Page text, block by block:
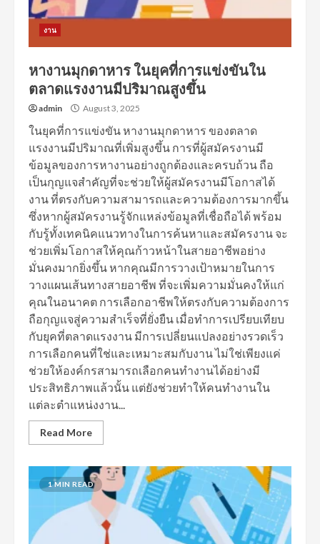
งาน
หางานมุกดาหาร ในยุคที่การแข่งขันใน
ตลาดแรงงานมีปริมาณสูงขึ้น
admin August 3, 2025
ในยุคที่การแข่งขัน หางานมุกดาหาร ของตลาด
แรงงานมีปริมาณที่เพิ่มสูงขึ้น การที่ผู้สมัครงานมี
ข้อมูลของการหางานอย่างถูกต้องและครบถ้วน ถือ
เป็นกุญแจสำคัญที่จะช่วยให้ผู้สมัครงานมีโอกาสได้
งาน ที่ตรงกับความสามารถและความต้องการมากขึ้น
ซึ่งหากผู้สมัครงานรู้จักแหล่งข้อมูลที่เชื่อถือได้ พร้อม
กับรู้ทั้งเทคนิคแนวทางในการค้นหาและสมัครงาน จะ
ช่วยเพิ่มโอกาสให้คุณก้าวหน้าในสายอาชีพอย่าง
มั่นคงมากยิ่งขึ้น หากคุณมีการวางเป้าหมายในการ
วางแผนเส้นทางสายอาชีพ ที่จะเพิ่มความมั่นคงให้แก่
คุณในอนาคต การเลือกอาชีพให้ตรงกับความต้องการ
ถือกุญแจสู่ความสำเร็จที่ยั่งยืน เมื่อทำการเปรียบเทียบ
กับยุคที่ตลาดแรงงาน มีการเปลี่ยนแปลงอย่างรวดเร็ว
การเลือกคนที่ใช่และเหมาะสมกับงาน ไม่ใช่เพียงแค่
ช่วยให้องค์กรสามารถเลือกคนทำงานได้อย่างมี
ประสิทธิภาพแล้วนั้น แต่ยังช่วยทำให้คนทำงานใน
แต่ละตำแหน่งงาน...
Read More
1 MIN READ